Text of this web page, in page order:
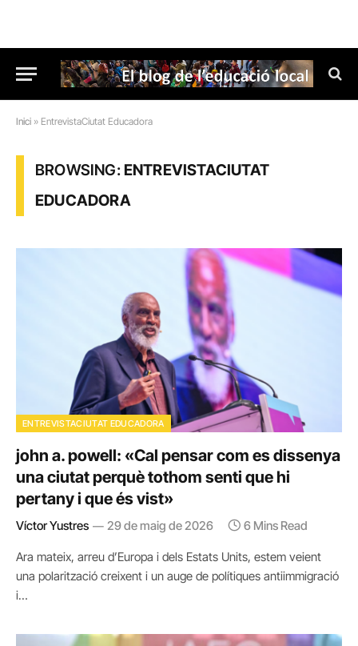
Inici » EntrevistaCiutat Educadora
BROWSING:ENTREVISTACIUTAT
EDUCADORA
ENTREVISTACIUTAT EDUCADORA
john a. powell: «Cal pensar com es dissenya
una ciutat perquè tothom senti que hi
pertany i que és vist»
Víctor Yustres 29 de maig de 2026 6 Mins Read
Ara mateix, arreu d’Europa i dels Estats Units, estem veient
una polarització creixent i un auge de polítiques antiimmigració
i…